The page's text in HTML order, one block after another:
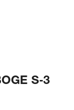
S‑3